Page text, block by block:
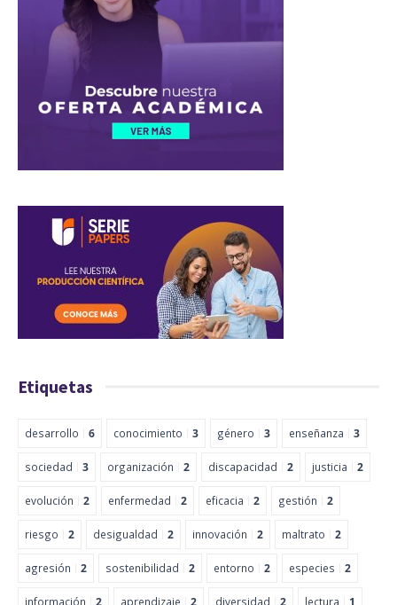
Etiquetas
desarrollo 6 conocimiento 3 género 3 enseñanza 3
sociedad 3 organización 2 discapacidad 2 justicia 2
evolución 2 enfermedad 2 eficacia 2 gestión 2
riesgo 2 desigualdad 2 innovación 2 maltrato 2
agresión 2 sostenibilidad 2 entorno 2 especies 2
información 2 aprendizaje 2 diversidad 2 lectura 1